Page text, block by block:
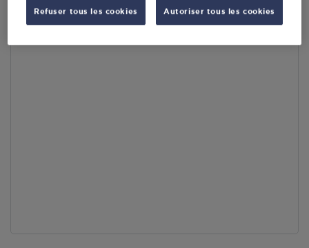
Refuser tous les cookies Autoriser tous les cookies